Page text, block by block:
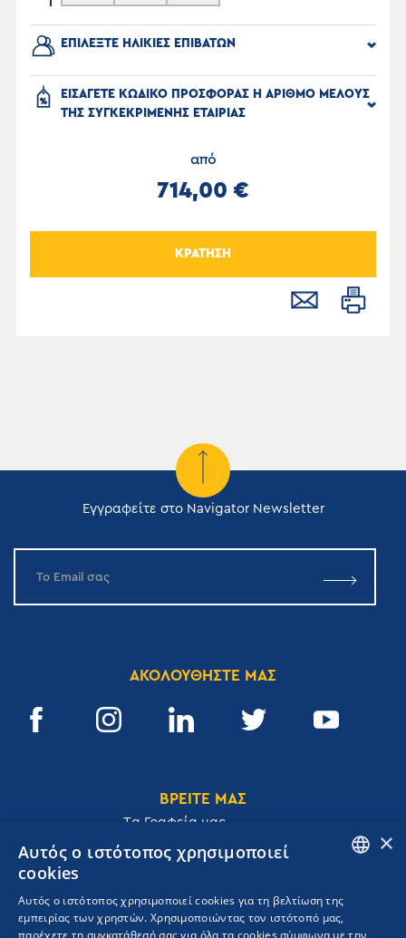
ΕΠΙΛΕΞΤΕ ΗΛΙΚΙΕΣ ΕΠΙΒΑΤΩΝ
ΕΙΣΑΓΕΤΕ ΚΩΔΙΚΟ ΠΡΟΣΦΟΡΑΣ Η ΑΡΙΘΜΟ ΜΕΛΟΥΣ
ΤΗΣ ΣΥΓΚΕΚΡΙΜΕΝΗΣ ΕΤΑΙΡΙΑΣ
από
714,00 €
ΚΡΑΤΗΣΗ
Εγγραφείτε στο Navigator Newsletter
ΑΚΟΛΟΥΘΗΣΤΕ ΜΑΣ
ΒΡΕΙΤΕ ΜΑΣ
Tα Γραφεία μας
Ακαδημίας 32, 106 72, Αθήνα, Ελλάδα
T. +30 210 3609801 GREEK
×
Αυτός ο ιστότοπος χρησιμοποιεί
cookies
Αυτός ο ιστότοπος χρησιμοποιεί cookies για τη βελτίωση της
εμπειρίας των χρηστών. Χρησιμοποιώντας τον ιστότοπό μας,
παρέχετε τη συγκατάθεσή σας για όλα τα cookies σύμφωνα με την